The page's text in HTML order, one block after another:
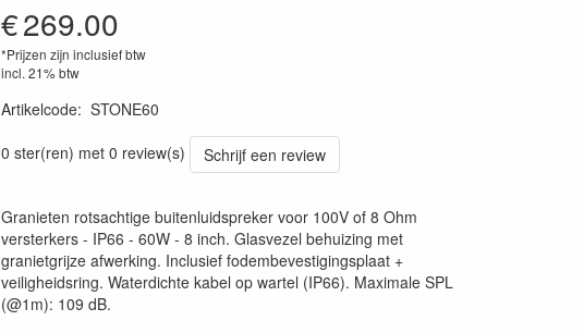
€269.00
*Prijzen zijn inclusief btw
incl. 21% btw
Artikelcode: STONE60
0 ster(ren) met 0 review(s)
Schrijf een review
Granieten rotsachtige buitenluidspreker voor 100V of 8 Ohm
versterkers - IP66 - 60W - 8 inch. Glasvezel behuizing met
granietgrijze afwerking. Inclusief fodembevestigingsplaat +
veiligheidsring. Waterdichte kabel op wartel (IP66). Maximale SPL
(@1m): 109 dB.